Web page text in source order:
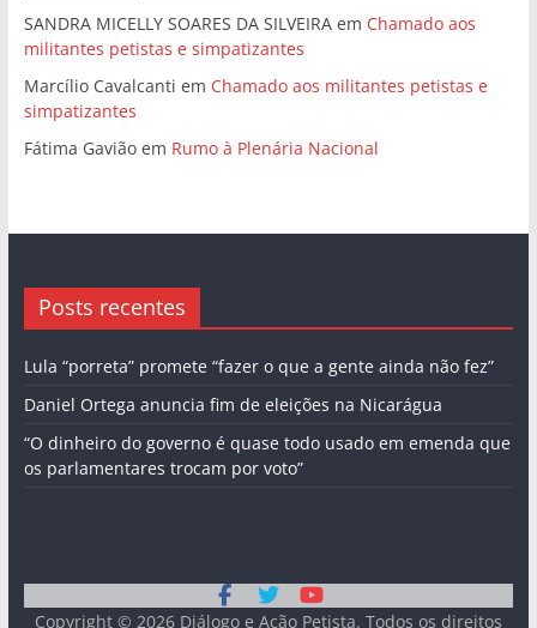
SANDRA MICELLY SOARES DA SILVEIRAem Chamado aos
militantes petistas e simpatizantes
Marcílio Cavalcanti em Chamado aos militantes petistas e
simpatizantes
Fátima Gaviãoem Rumo à Plenária Nacional
Posts recentes
Lula “porreta” promete “fazer o que a gente ainda não fez”
Daniel Ortega anuncia fim de eleições na Nicarágua
“O dinheiro do governo é quase todo usado em emenda que
os parlamentares trocam por voto”
Copyright © 2026 Diálogo e Ação Petista. Todos os direitos